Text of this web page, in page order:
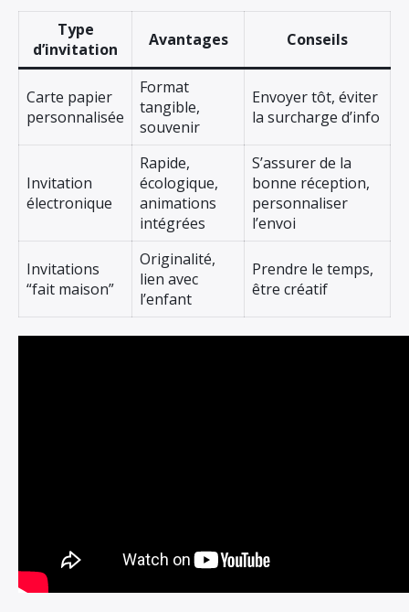
Type
d’invitation
Avantages Conseils
Carte papier
personnalisée
Format
tangible,
souvenir
Envoyer tôt, éviter
la surcharge d’info
Invitation
électronique
Rapide,
écologique,
animations
intégrées
S’assurer de la
bonne réception,
personnaliser
l’envoi
Invitations
“fait maison”
Originalité,
lien avec
l’enfant
Prendre le temps,
être créatif